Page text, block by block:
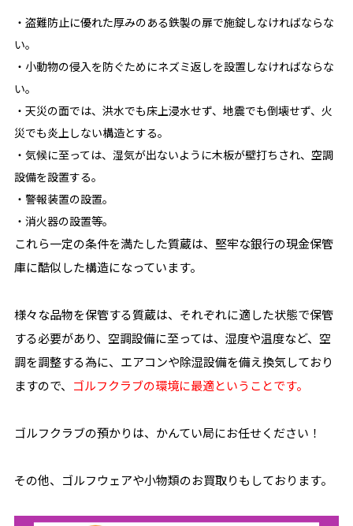
・盗難防止に優れた厚みのある鉄製の扉で施錠しなければならな
い。
・小動物の侵入を防ぐためにネズミ返しを設置しなければならな
い。
・天災の面では、洪水でも床上浸水せず、地震でも倒壊せず、火
災でも炎上しない構造とする。
・気候に至っては、湿気が出ないように木板が壁打ちされ、空調
設備を設置する。
・警報装置の設置。
・消火器の設置等。
これら一定の条件を満たした質蔵は、堅牢な銀行の現金保管
庫に酷似した構造になっています。
様々な品物を保管する質蔵は、それぞれに適した状態で保管
する必要があり、空調設備に至っては、湿度や温度など、空
調を調整する為に、エアコンや除湿設備を備え換気しており
ますので、 ゴルフクラブの環境に最適ということです。
ゴルフクラブの預かりは、かんてい局にお任せください！
その他、ゴルフウェアや小物類のお買取りもしております。